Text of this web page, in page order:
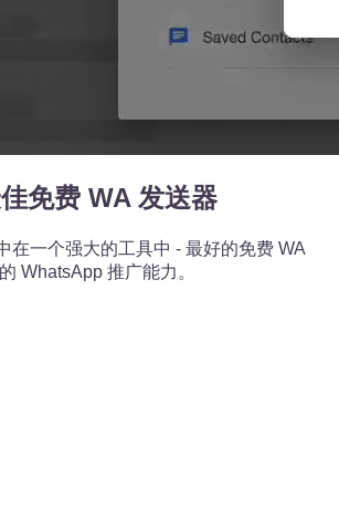
免费 WA 发送器
在一个强大的工具中 - 最好的免费 WA
WhatsApp 推广能力。